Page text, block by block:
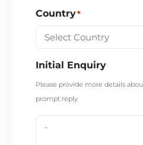
Country*
Initial Enquiry
Please provide more details
prompt reply